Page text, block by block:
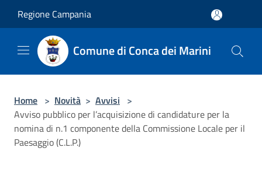
Regione Campania
Comune di Conca dei Marini
Home > Novità > Avvisi >
Avviso pubblico per l’acquisizione di candidature per la
nomina di n.1 componente della Commissione Locale per il
Paesaggio (C.L.P.)